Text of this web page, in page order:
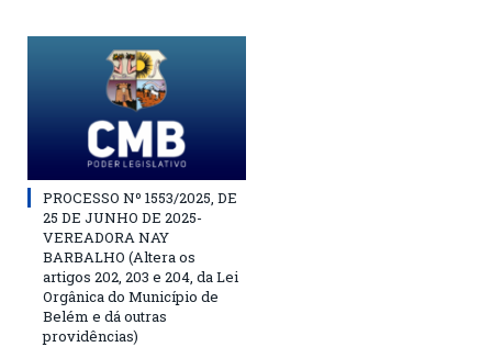
PROCESSO Nº 1553/2025, DE
25 DE JUNHO DE 2025-
VEREADORA NAY
BARBALHO (Altera os
artigos 202, 203 e 204, da Lei
Orgânica do Município de
Belém e dá outras
providências)